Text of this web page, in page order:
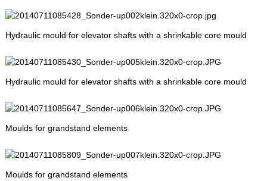
Hydraulic mould for elevator shafts with a shrinkable core mould
Hydraulic mould for elevator shafts with a shrinkable core mould
Moulds for grandstand elements
Moulds for grandstand elements